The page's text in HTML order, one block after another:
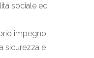
sociale ed
impegno
sicurezza e